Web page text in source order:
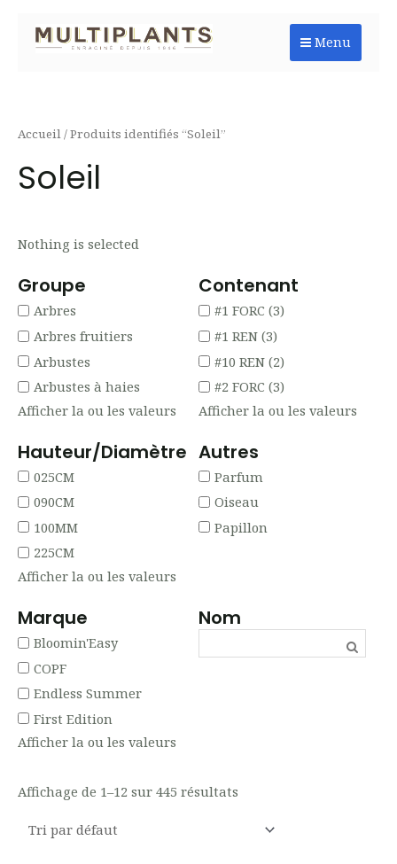
Menu
Accueil/ Produits identifiés “Soleil”
Soleil
Nothing is selected
Groupe
Arbres
Arbres fruitiers
Arbustes
Arbustes à haies
Afficher la ou les valeurs
Contenant
#1 FORC (3)
#1 REN (3)
#10 REN (2)
#2 FORC (3)
Afficher la ou les valeurs
Hauteur/Diamètre
025CM
090CM
100MM
225CM
Afficher la ou les valeurs
Autres
Parfum
Oiseau
Papillon
Marque
Bloomin'Easy
COPF
Endless Summer
First Edition
Afficher la ou les valeurs
Nom
Affichage de 1–12 sur 445 résultats